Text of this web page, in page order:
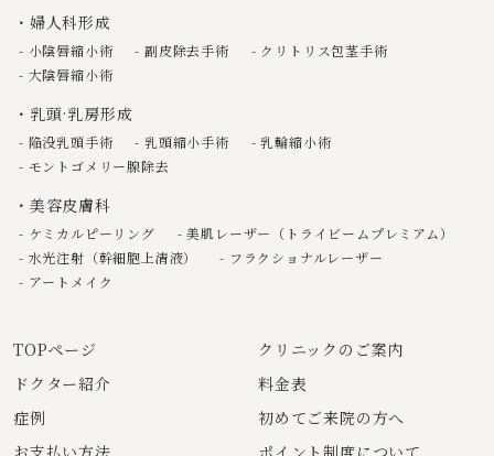
TOPページ
クリニックのご案内
ドクター紹介
料金表
症例
初めてご来院の方へ
お支払い方法
ポイント制度について
婦人科形成
小陰唇縮小術 副皮除去手術
クリトリス包茎手術
大陰唇縮小術
乳頭·乳房形成
陥没乳頭手術 乳頭縮小手術
乳輪縮小術
モントゴメリー腺除去
美容皮膚科
ケミカルピーリング
美肌レーザー（トライビームプレミアム）
水光注射（幹細胞上清液）
フラクショナルレーザー
アートメイク